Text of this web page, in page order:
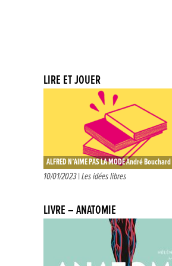
LIRE ET JOUER
ALFRED N’AIME PAS LA MODE André
– Album ÉditionsSeuil Jeunesse 14€90 Alfred
10/01/2023 |Les idées libres
LIVRE – ANATOMIE